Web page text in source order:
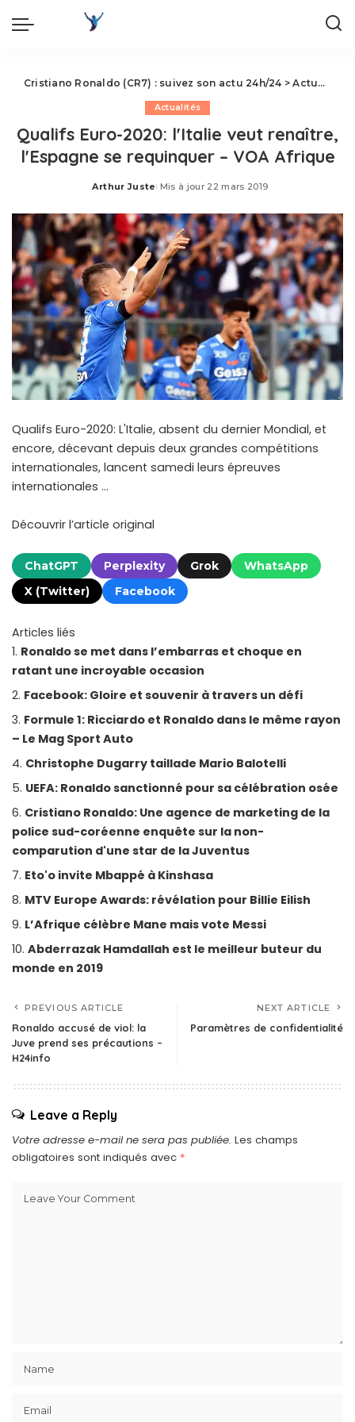
Cristiano Ronaldo (CR7) : suivez son actu 24h/24 >Actualités
Actualités
Qualifs Euro-2020: l'Italie veut renaître,
l'Espagne se requinquer – VOA Afrique
Posted
Arthur Juste Mis à jour 22 mars 2019
Qualifs Euro-2020: L'Italie, absent du dernier Mondial, et
encore, décevant depuis deux grandes compétitions
internationales, lancent samedi leurs épreuves
internationales …
Découvrir l’article original
ChatGPT Perplexity Grok
WhatsApp
X (Twitter)
Facebook
Articles liés
Ronaldo se met dans l’embarras et choque en
ratant une incroyable occasion
Facebook: Gloire et souvenir à travers un défi
Formule 1: Ricciardo et Ronaldo dans le même rayon
– Le Mag Sport Auto
Christophe Dugarry taillade Mario Balotelli
UEFA: Ronaldo sanctionné pour sa célébration osée
Cristiano Ronaldo: Une agence de marketing de la
police sud-coréenne enquête sur la non-
comparution d'une star de la Juventus
Eto'o invite Mbappé à Kinshasa
MTV Europe Awards: révélation pour Billie Eilish
L’Afrique célèbre Mane mais vote Messi
Abderrazak Hamdallah est le meilleur buteur du
monde en 2019
PREVIOUS ARTICLE
Ronaldo accusé de viol: la
Juve prend ses précautions –
H24info
NEXT ARTICLE
Paramètres de confidentialité
Leave a Reply
Votre adresse e-mail ne sera pas publiée. Les champs
obligatoires sont indiqués avec *